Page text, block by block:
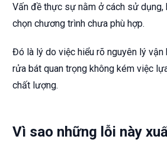
Vấn đề thực sự nằm ở cách sử
chọn chương trình chưa phù hợp.
Đó là lý do việc hiểu rõ nguyên lý vận
rửa bát quan trọng không kém việc
chất lượng.
Vì sao những lỗi này